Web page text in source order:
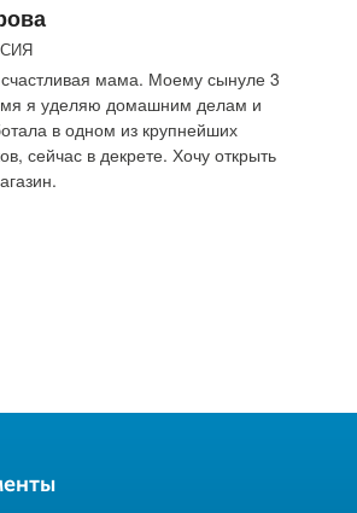
мама. Моему сынуле 3
я уделяю домашним делам и
в одном из крупнейших
сейчас в декрете. Хочу открыть